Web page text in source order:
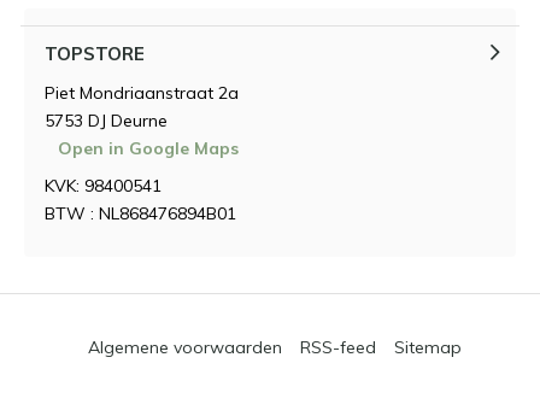
TOPSTORE
Piet Mondriaanstraat 2a
5753 DJ Deurne
Open in Google Maps
KVK: 98400541
BTW : NL868476894B01
Algemene voorwaarden RSS-feed Sitemap